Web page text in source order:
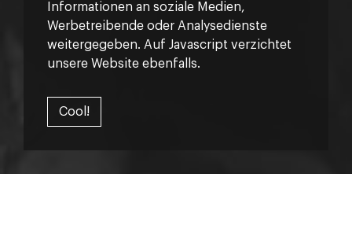
Informationen an soziale Medien,
Werbetreibende oder Analysedienste
weitergegeben. Auf Javascript verzichtet
unsere Website ebenfalls.
Cool!